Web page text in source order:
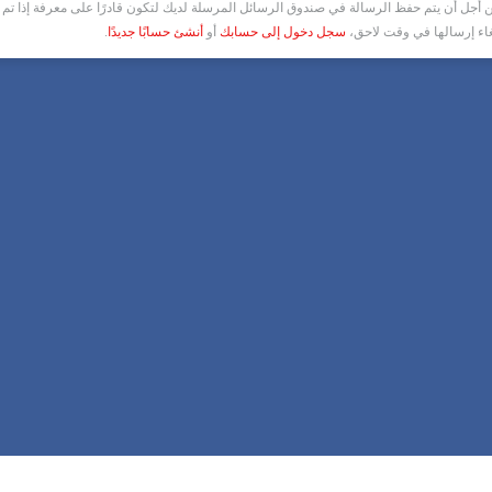
أجل أن يتم حفظ الرسالة في صندوق الرسائل المرسلة لديك لتكون قادرًا على معرفة إذا تم
إرسالها في وقت لاحق، سجل دخول إلى حسابك أو أنشئ حسابًا جديدًا .